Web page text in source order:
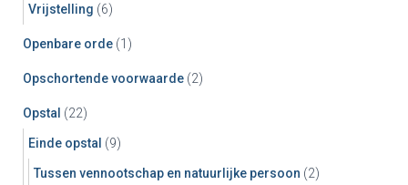
Vrijstelling (6)
Openbare orde (1)
Opschortende voorwaarde (2)
Opstal (22)
Einde opstal (9)
Tussen vennootschap en natuurlijke persoon (2)